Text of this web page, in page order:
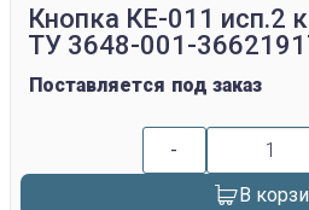
Кнопка КЕ-011 исп.2
ТУ 3648-001-
Поставляется под заказ
-
В